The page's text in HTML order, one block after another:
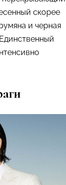
скорее
и черная